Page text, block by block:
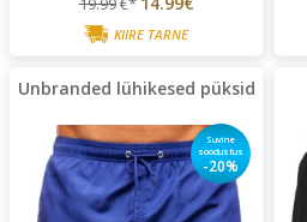
KIIRE TARNE
Unbranded lühikesed püksid
Suvine
soodustus
-20%